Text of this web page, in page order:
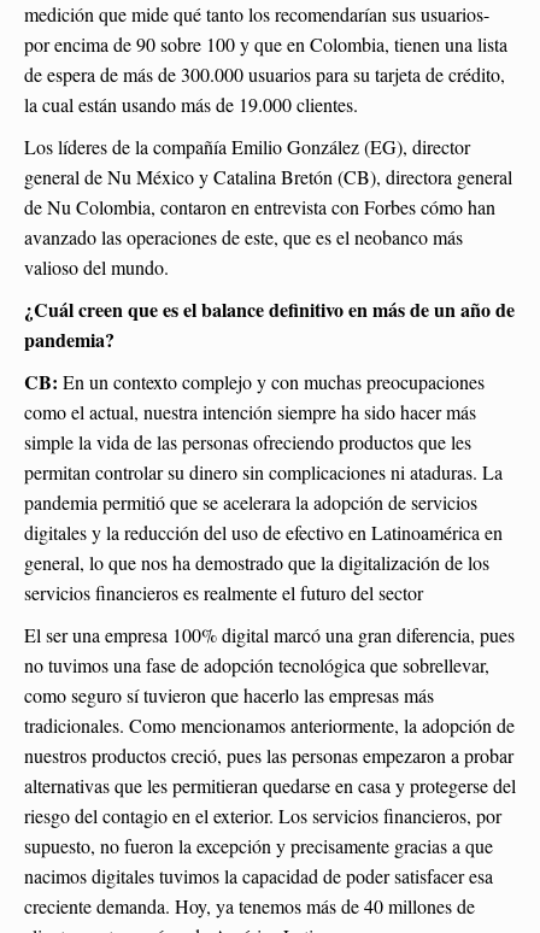
medición que mide qué tanto los recomendarían sus usuarios-
por encima de 90 sobre 100 y que en Colombia, tienen una lista
de espera de más de 300.000 usuarios para su tarjeta de crédito,
la cual están usando más de 19.000 clientes.
Los líderes de la compañía Emilio González (EG), director
general de Nu México y Catalina Bretón (CB), directora general
de Nu Colombia, contaron en entrevista con Forbes cómo han
avanzado las operaciones de este, que es el neobanco más
valioso del mundo.
¿Cuál creen que es el balance definitivo en más de un año de
pandemia?
CB: En un contexto complejo y con muchas preocupaciones
como el actual, nuestra intención siempre ha sido hacer más
simple la vida de las personas ofreciendo productos que les
permitan controlar su dinero sin complicaciones ni ataduras. La
pandemia permitió que se acelerara la adopción de servicios
digitales y la reducción del uso de efectivo en Latinoamérica en
general, lo que nos ha demostrado que la digitalización de los
servicios financieros es realmente el futuro del sector
El ser una empresa 100% digital marcó una gran diferencia, pues
no tuvimos una fase de adopción tecnológica que sobrellevar,
como seguro sí tuvieron que hacerlo las empresas más
tradicionales. Como mencionamos anteriormente, la adopción de
nuestros productos creció, pues las personas empezaron a probar
alternativas que les permitieran quedarse en casa y protegerse del
riesgo del contagio en el exterior. Los servicios financieros, por
supuesto, no fueron la excepción y precisamente gracias a que
nacimos digitales tuvimos la capacidad de poder satisfacer esa
creciente demanda. Hoy, ya tenemos más de 40 millones de